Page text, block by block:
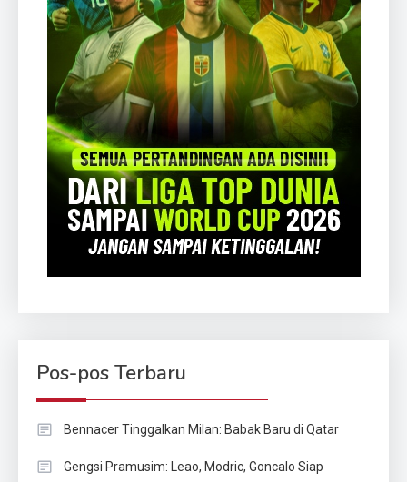
Pos-pos Terbaru
Bennacer Tinggalkan Milan: Babak Baru di Qatar
Gengsi Pramusim: Leao, Modric, Goncalo Siap